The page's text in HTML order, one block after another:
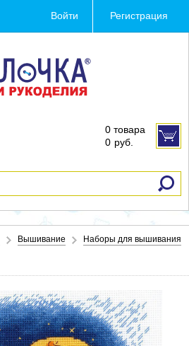
Войти Регистрация
0 товара
0 руб.
Вышивание Наборы для вышивания